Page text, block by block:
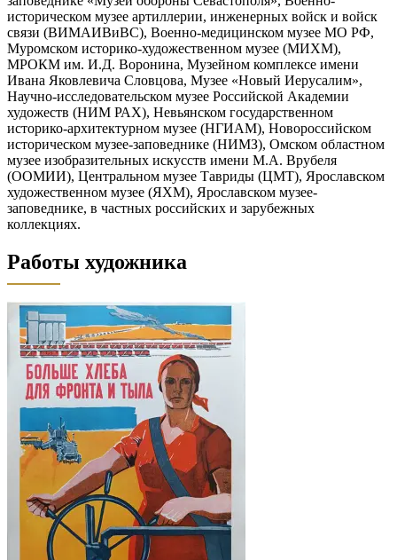
Работы художника